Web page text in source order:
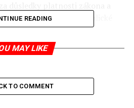
ze společenství katolické
je
to může
Do
READING
MAY LIKE
TO COMMENT